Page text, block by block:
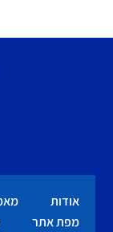
אודות
מפת אתר